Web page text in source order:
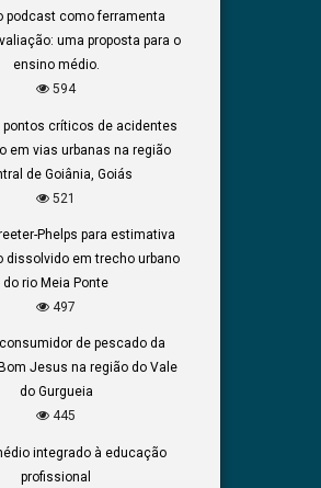
podcast como ferramenta
uma proposta para o
ensino médio.
594
pontos críticos de acidentes
em vias urbanas na região
de Goiânia, Goiás
521
Phelps para estimativa
dissolvido em trecho urbano
do rio Meia Ponte
497
de pescado da
Jesus na região do Vale
do Gurgueia
445
integrado à educação
profissional